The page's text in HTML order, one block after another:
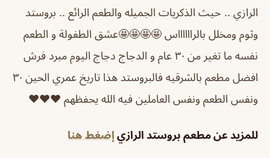
الرازي .. حيث الذكريات الجميله والطعم الرائع .. بروستد
وثوم ومخلل بالرااااااس 🤩🤩🤩🤩عشق الطفولة و الطعم
نفسه ما تغير من ٣٠ عام و الدجاج دجاج اليوم مبرد فرش
افضل مطعم بالشرقيه فالبروستد هذا تاريخ عمري الحين ٣٠
ونفس الطعم ونفس العاملين فيه الله يحفظهم ❤️❤️❤️
للمزيد عن مطعم بروستد الرازي إضغط هنا